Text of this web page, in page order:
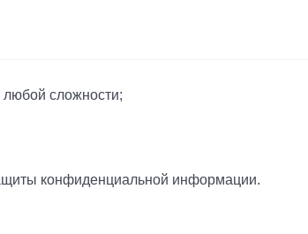
сложности;
конфиденциальной информации.